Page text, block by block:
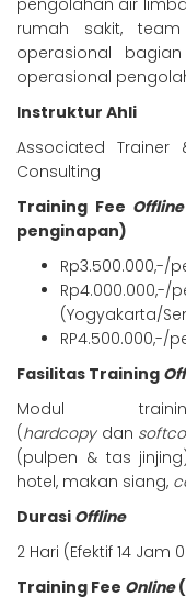
pengolahan air
rumah sakit,
operasional
operasional
Instruktur Ahli
Associated Trainer
Consulting
Training Fee Offline
penginapan)
Rp3.500.000,-/
Rp4.000.000,-/
(Yogyakarta/
RP4.500.000,-/
Fasilitas Training
Modul
(hardcopydan
(pulpen & tas
hotel, makan siang,
Durasi Offline
2 Hari (Efektif 14 Jam
Training Fee Online